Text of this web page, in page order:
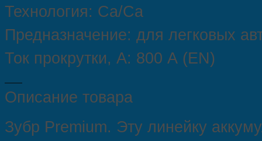
Технология: Ca/Ca
Предназначение: для легковых
Ток прокрутки, А: 800 А (EN)
Описание товара
Зубр Premium. Эту линейку